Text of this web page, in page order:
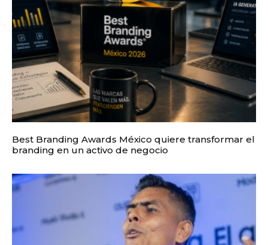
Best Branding Awards México quiere transformar el
branding en un activo de negocio